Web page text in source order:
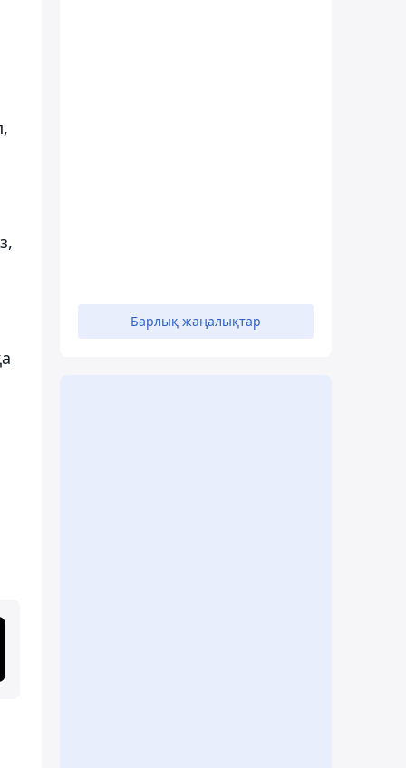
Барлық жаңалықтар